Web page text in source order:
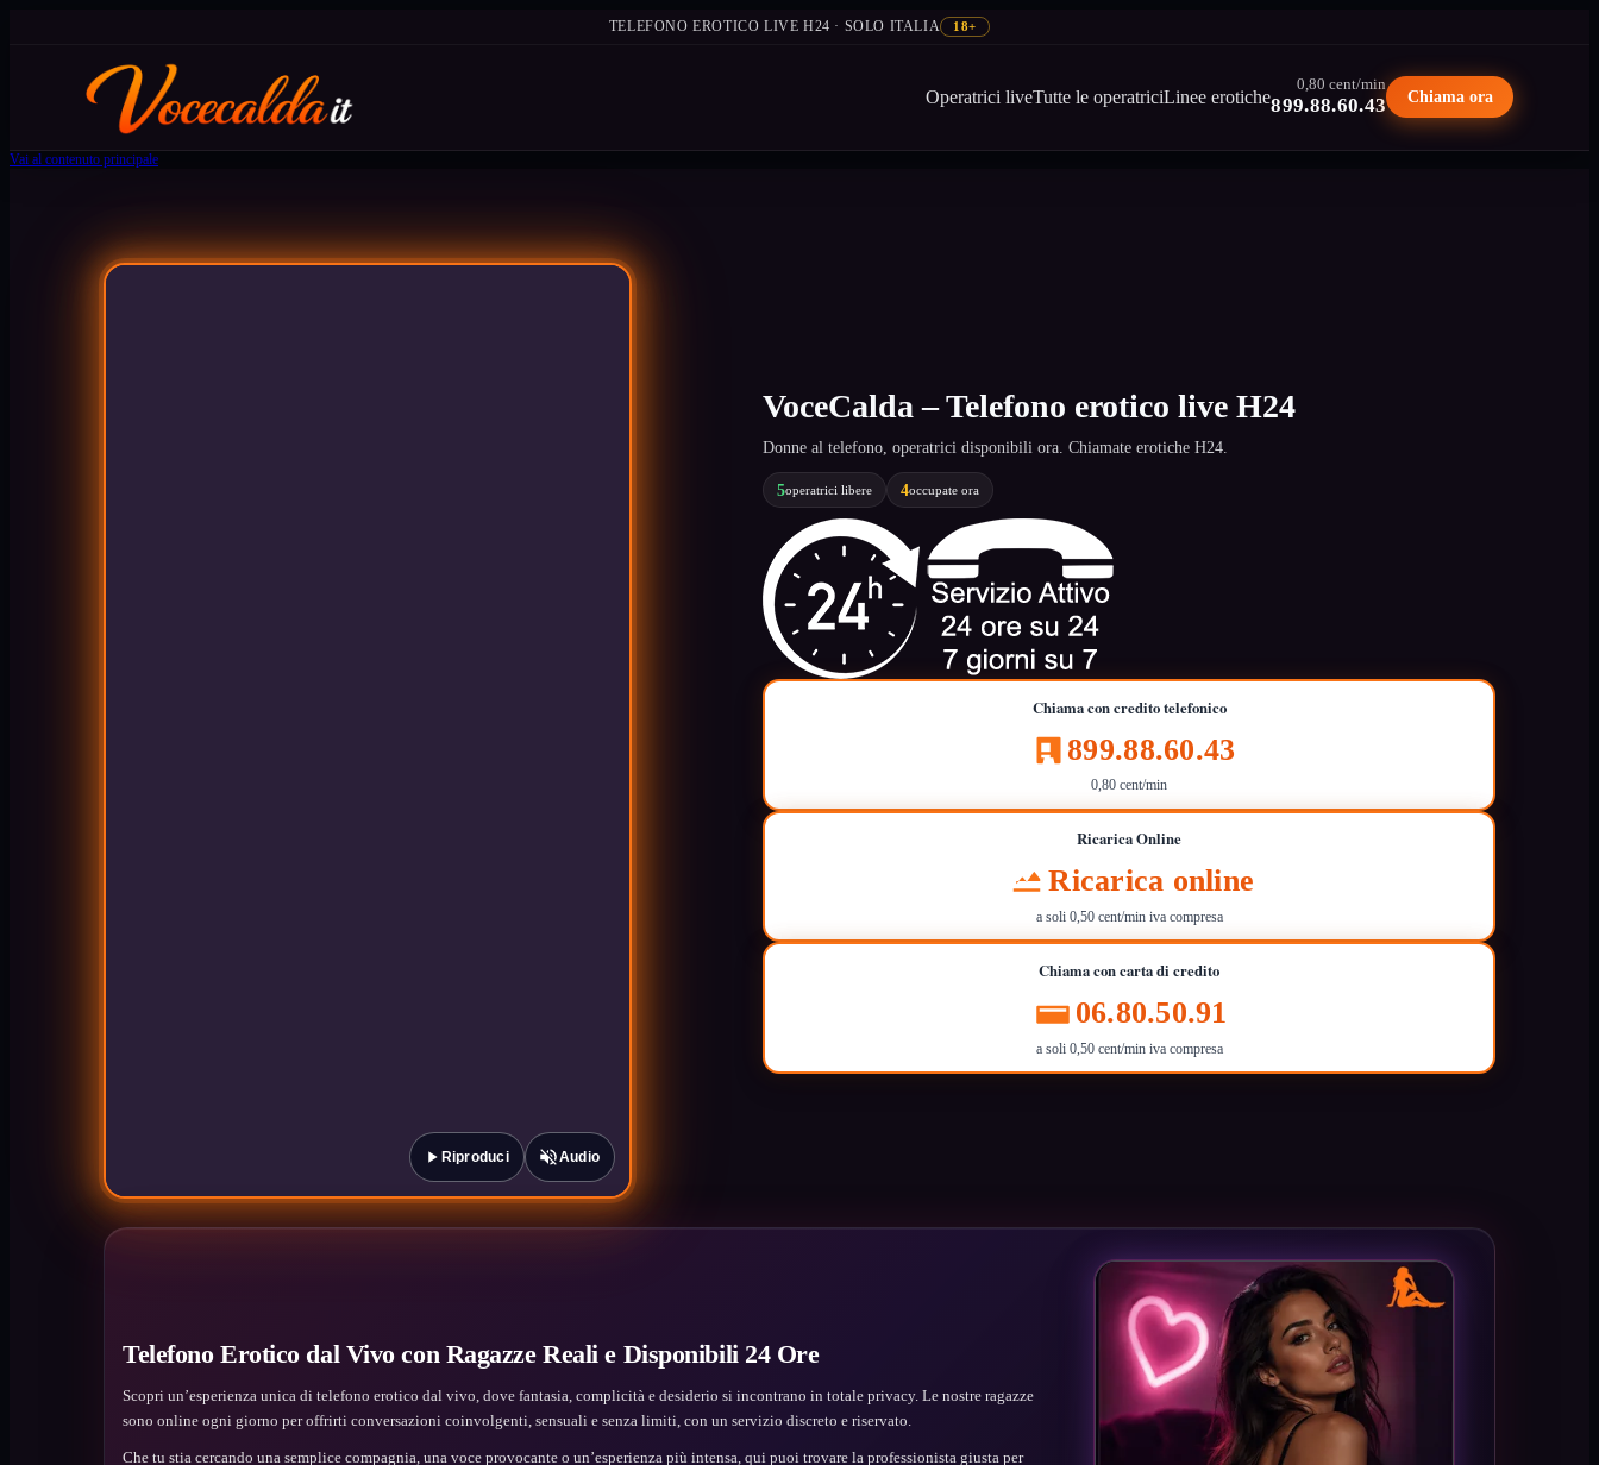
TELEFONO EROTICO LIVE H24 · SOLO ITALIA 18+
Operatrici liveTutte le operatriciLinee erotiche
0,80 cent/min
899.88.60.43 Chiama ora
Vai al contenuto principale
Riproduci Audio
VoceCalda – Telefono erotico live H24
Donne al telefono, operatrici disponibili ora. Chiamate erotiche H24.
5operatrici libere 4occupate ora
Chiama con credito telefonico
899.88.60.43
0,80 cent/min
Ricarica Online
Ricarica online
a soli 0,50 cent/min iva compresa
Chiama con carta di credito
06.80.50.91
a soli 0,50 cent/min iva compresa
Telefono Erotico dal Vivo con Ragazze Reali e Disponibili 24 Ore
Scopri un’esperienza unica di telefono erotico dal vivo, dove fantasia, complicità e desiderio si incontrano in totale privacy. Le nostre ragazze
sono online ogni giorno per offrirti conversazioni coinvolgenti, sensuali e senza limiti, con un servizio discreto e riservato.
Che tu stia cercando una semplice compagnia, una voce provocante o un’esperienza più intensa, qui puoi trovare la professionista giusta per